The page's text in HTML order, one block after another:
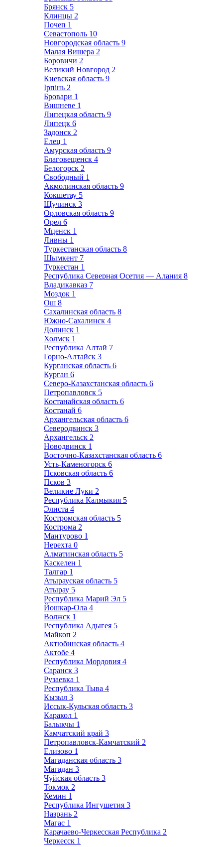
Брянск 5
Клинцы 2
Почеп 1
Севастополь 10
Новгородская область 9
Малая Вишера 2
Боровичи 2
Великий Новгород 2
Киевская область 9
Ірпінь 2
Бровари 1
Вишневе 1
Липецкая область 9
Липецк 6
Задонск 2
Елец 1
Амурская область 9
Благовещенск 4
Белогорск 2
Свободный 1
Акмолинская область 9
Кокшетау 5
Щучинск 3
Орловская область 9
Орел 6
Мценск 1
Ливны 1
Туркестанская область 8
Шымкент 7
Туркестан 1
Республика Северная Осетия — Алания 8
Владикавказ 7
Моздок 1
Ош 8
Сахалинская область 8
Южно-Сахалинск 4
Долинск 1
Холмск 1
Республика Алтай 7
Горно-Алтайск 3
Курганская область 6
Курган 6
Северо-Казахстанская область 6
Петропавловск 5
Костанайская область 6
Костанай 6
Архангельская область 6
Северодвинск 3
Архангельск 2
Новодвинск 1
Восточно-Казахстанская область 6
Усть-Каменогорск 6
Псковская область 6
Псков 3
Великие Луки 2
Республика Калмыкия 5
Элиста 4
Костромская область 5
Кострома 2
Мантурово 1
Нерехта 0
Алматинская область 5
Каскелен 1
Талгар 1
Атырауская область 5
Атырау 5
Республика Марий Эл 5
Йошкар-Ола 4
Волжск 1
Республика Адыгея 5
Майкоп 2
Актюбинская область 4
Актобе 4
Республика Мордовия 4
Саранск 3
Рузаевка 1
Республика Тыва 4
Кызыл 3
Иссык-Кульская область 3
Каракол 1
Балыкчы 1
Камчатский край 3
Петропавловск-Камчатский 2
Елизово 1
Магаданская область 3
Магадан 3
Чуйская область 3
Токмок 2
Кемин 1
Республика Ингушетия 3
Назрань 2
Магас 1
Карачаево-Черкесская Республика 2
Черкесск 1